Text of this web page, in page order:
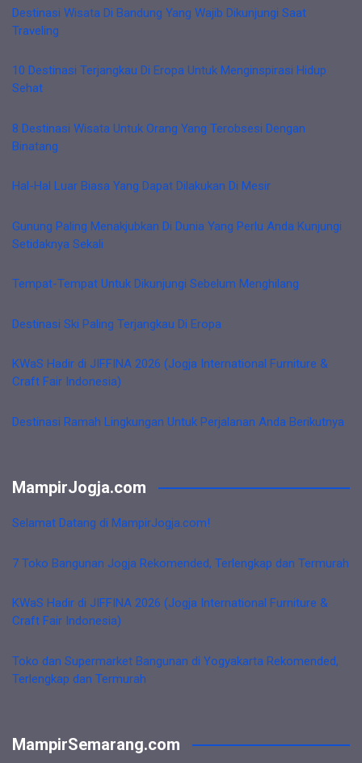
Destinasi Wisata Di Bandung Yang Wajib Dikunjungi Saat
Traveling
10 Destinasi Terjangkau Di Eropa Untuk Menginspirasi Hidup
Sehat
8 Destinasi Wisata Untuk Orang Yang Terobsesi Dengan
Binatang
Hal-Hal Luar Biasa Yang Dapat Dilakukan Di Mesir
Gunung Paling Menakjubkan Di Dunia Yang Perlu Anda Kunjungi
Setidaknya Sekali
Tempat-Tempat Untuk Dikunjungi Sebelum Menghilang
Destinasi Ski Paling Terjangkau Di Eropa
KWaS Hadir di JIFFINA 2026 (Jogja International Furniture &
Craft Fair Indonesia)
Destinasi Ramah Lingkungan Untuk Perjalanan Anda Berikutnya
MampirJogja.com
Selamat Datang di MampirJogja.com!
7 Toko Bangunan Jogja Rekomended, Terlengkap dan Termurah
KWaS Hadir di JIFFINA 2026 (Jogja International Furniture &
Craft Fair Indonesia)
Toko dan Supermarket Bangunan di Yogyakarta Rekomended,
Terlengkap dan Termurah
MampirSemarang.com